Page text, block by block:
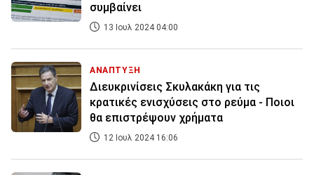
συμβαίνει
13 Ιουλ 2024 04:00
ΑΝΑΠΤΥΞΗ
Διευκρινίσεις Σκυλακάκη για τις
κρατικές ενισχύσεις στο ρεύμα - Ποιοι
θα επιστρέψουν χρήματα
12 Ιουλ 2024 16:06